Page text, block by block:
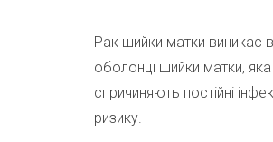
Рак шийки матки виникає
оболонці шийки матки,
спричиняють постійні
ризику.